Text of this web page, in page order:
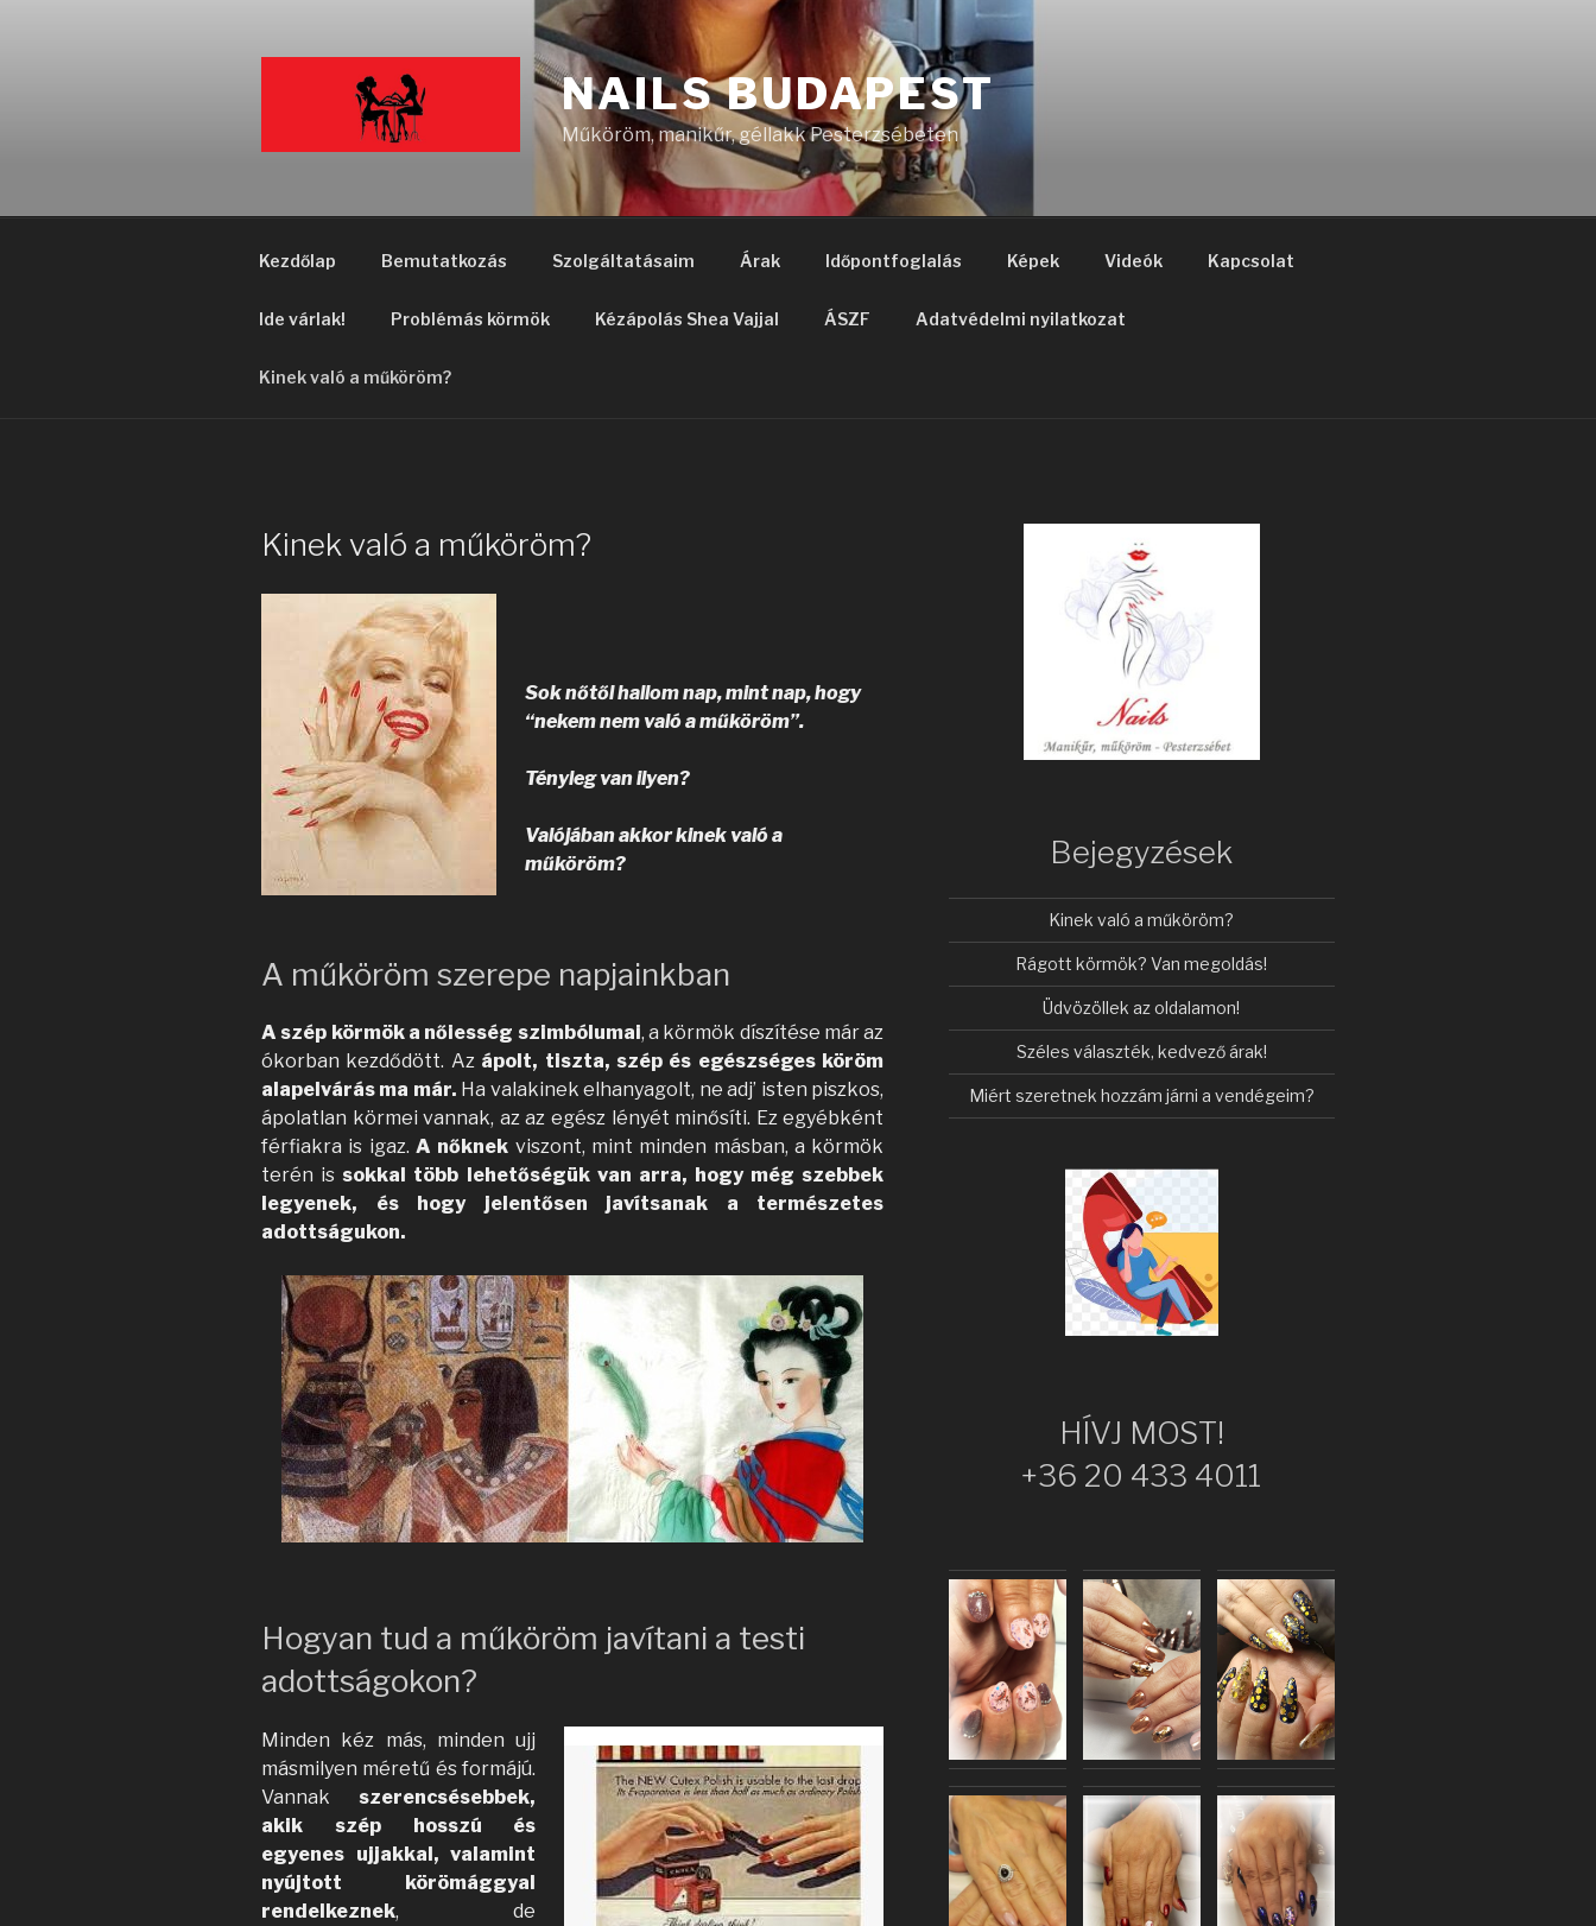
NAILS BUDAPEST
Műköröm, manikűr, géllakk Pesterzsébeten
Kezdőlap Bemutatkozás Szolgáltatásaim Árak Időpontfoglalás Képek Videók Kapcsolat
Ide várlak! Problémás körmök Kézápolás Shea Vajjal ÁSZF Adatvédelmi nyilatkozat
Kinek való a műköröm?
Kinek való a műköröm?
Sok nőtől hallom nap, mint nap, hogy
“nekem nem való a műköröm”.
Tényleg van ilyen?
Valójában akkor kinek való a
műköröm?
A műköröm szerepe napjainkban
A szép körmök a nőiesség szimbólumai, a körmök díszítése már az
ókorban kezdődött. Az ápolt, tiszta, szép és egészséges köröm
alapelvárás ma már. Ha valakinek elhanyagolt, ne adj’ isten piszkos,
ápolatlan körmei vannak, az az egész lényét minősíti. Ez egyébként
férfiakra is igaz. A nőknek viszont, mint minden másban, a körmök
terén is sokkal több lehetőségük van arra, hogy még szebbek
legyenek, és hogy jelentősen javítsanak a természetes
adottságukon.
Hogyan tud a műköröm javítani a testi
adottságokon?
Minden kéz más, minden ujj
másmilyen méretű és formájú.
Vannak szerencsésebbek,
akik szép hosszú és
egyenes ujjakkal, valamint
nyújtott körömággyal
rendelkeznek, de
Bejegyzések
Kinek való a műköröm?
Rágott körmök? Van megoldás!
Üdvözöllek az oldalamon!
Széles választék, kedvező árak!
Miért szeretnek hozzám járni a vendégeim?
HÍVJ MOST!
+36 20 433 4011